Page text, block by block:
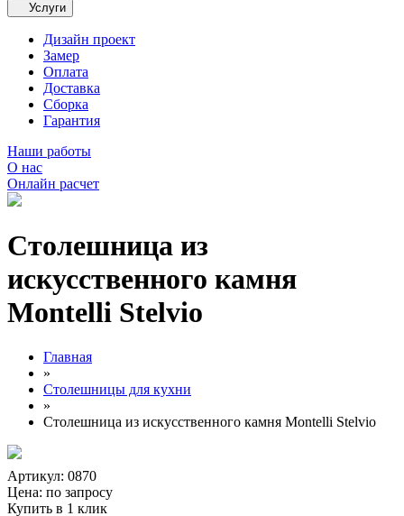
Услуги
Дизайн проект
Замер
Оплата
Доставка
Сборка
Гарантия
Наши работы
О нас
Онлайн расчет
Столешница из
искусственного камня
Montelli Stelvio
Главная
»
Столешницы для кухни
»
Столешница из искусственного камня Montelli Stelvio
Артикул: 0870
Цена: по запросу
Купить в 1 клик